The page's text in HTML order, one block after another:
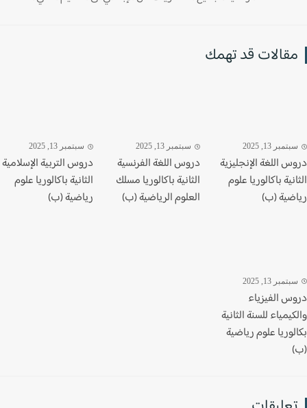
قد تهمك
13, 2025
اللغة الإنجليزية
باكالوريا علوم
(ب)
سبتمبر 13, 2025
دروس اللغة الفرنسية
الثانية باكالوريا مسلك
العلوم الرياضية (ب)
سبتمبر 13, 2025
دروس التربية الإسلامية
الثانية باكالوريا علوم
رياضية (ب)
13, 2025
الفيزياء
للسنة الثانية
علوم رياضية